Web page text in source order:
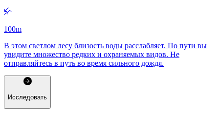
100m
В этом светлом лесу близость воды расслабляет. По пути вы
увидите множество редких и охраняемых видов. Не
отправляйтесь в путь во время сильного дождя.
Исследовать